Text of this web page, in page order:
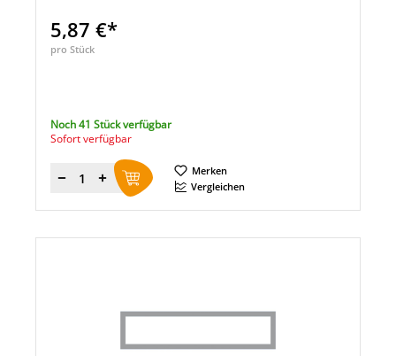
5,87 €*
pro Stück
Noch 41 Stück verfügbar
Sofort verfügbar
Menge
Merken
Vergleichen